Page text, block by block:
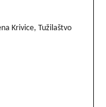
Krivice, Tužilaštvo